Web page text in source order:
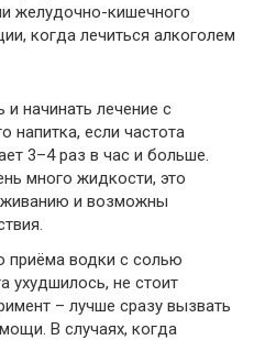
желудочно-кишечного
когда лечиться алкоголем
и начинать лечение с
напитка, если частота
3–4 раз в час и больше.
много жидкости, это
и возможны
приёма водки с солью
ухудшилось, не стоит
– лучше сразу вызвать
В случаях, когда